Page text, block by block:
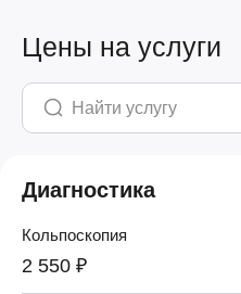
Цены на услуги
Диагностика
Кольпоскопия
2 550 ₽